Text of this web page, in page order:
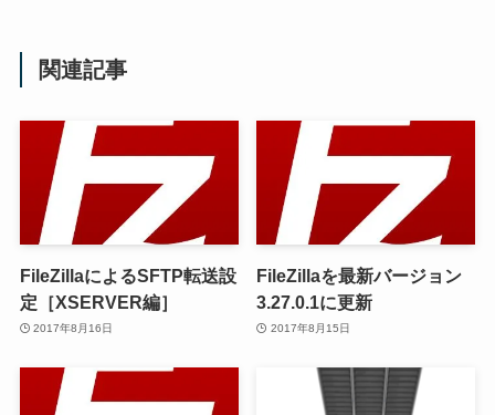
関連記事
FileZillaによるSFTP転送設
定［XSERVER編］
2017年8月16日
FileZillaを最新バージョン
3.27.0.1に更新
2017年8月15日